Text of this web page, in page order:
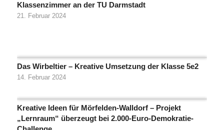
Klassenzimmer an der TU Darmstadt
21. Februar 2024
Das Wirbeltier – Kreative Umsetzung der Klasse 5e2
14. Februar 2024
Kreative Ideen für Mörfelden-Walldorf – Projekt
„Lernraum“ überzeugt bei 2.000-Euro-Demokratie-